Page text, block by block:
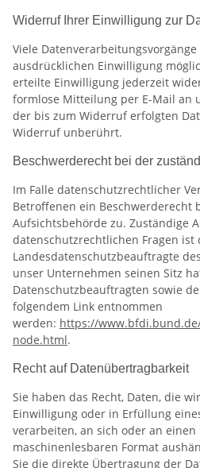
Widerruf Ihrer Einwilligung zur
Viele
ausdrücklichen Einwilligung
erteilte Einwilligung jederzeit
formlose Mitteilung per E-Mail an
der bis zum Widerruf erfolgten
Widerruf unberührt.
Beschwerderecht bei der
Im Falle datenschutzrechtlicher
Betroffenen ein Beschwerderecht
Aufsichtsbehörde zu. Zuständige
datenschutzrechtlichen Fragen ist
Landesdatenschutzbeauftragte
unser Unternehmen seinen Sitz
Datenschutzbeauftragten sowie
folgendem Link entnommen
werden: https://
node.html.
Recht auf Datenübertragbarkeit
Sie haben das Recht, Daten, die
Einwilligung oder in Erfüllung
verarbeiten, an sich oder an
maschinenlesbaren Format
Sie die direkte Übertragung der